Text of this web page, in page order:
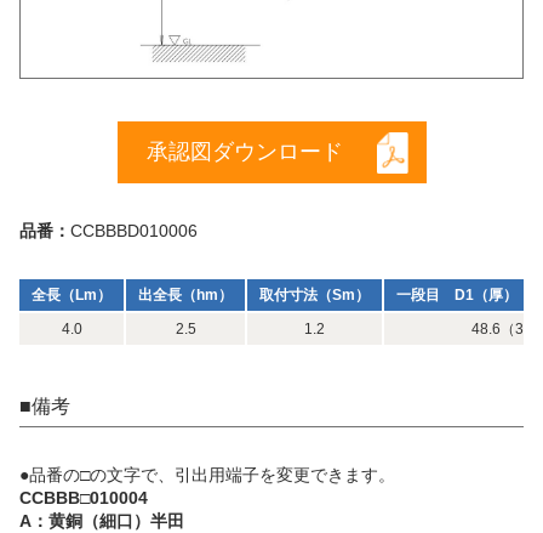
承認図ダウンロード
品番： CCBBBD010006
全長（Lm） 出全長（hm） 取付寸法（Sm）
一段目 D1（厚）（
4.0
2.5 1.2 48.6（3）
■備考
●品番の□の文字で、引出用端子を変更できます。
CCBBB□010004
A：黄銅（細口）半田